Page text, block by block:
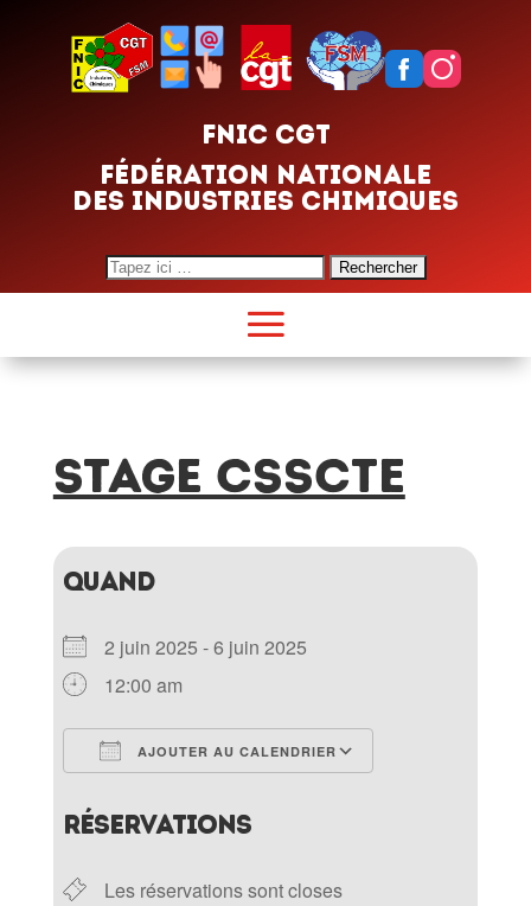
FNIC CGT
FÉDÉRATION NATIONALE
DES INDUSTRIES CHIMIQUES
Search
for:
Stage CSSCTE
QUAND
2 juin 2025 - 6 juin 2025
12:00 am
AJOUTER AU CALENDRIER
RÉSERVATIONS
Les réservations sont closes